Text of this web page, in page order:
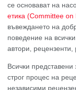
се основават на
етика (Committee
въвеждането на
поведение на
автори, рецензенти,
Всички
строг процес на
независими